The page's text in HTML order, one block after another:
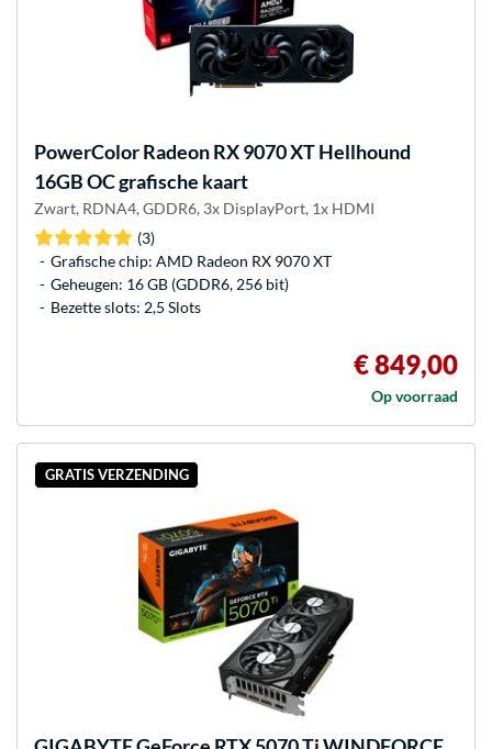
PowerColorRadeon RX 9070 XT Hellhound
16GB OC grafische kaart
Zwart, RDNA4, GDDR6, 3x DisplayPort, 1x HDMI
(3)
Grafische chip: AMD Radeon RX 9070 XT
Geheugen: 16 GB (GDDR6, 256 bit)
Bezette slots: 2,5 Slots
€ 849,00
Op voorraad
GRATIS VERZENDING